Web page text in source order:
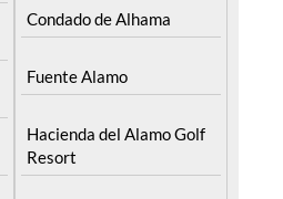
Condado de Alhama
Fuente Alamo
Hacienda del Alamo Golf
Resort